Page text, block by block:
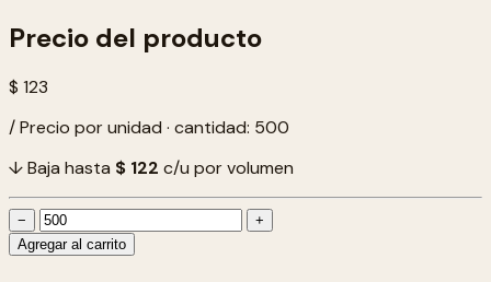
Precio del producto
$ 123
/ Precio por unidad · cantidad: 500
↓ Baja hasta $ 122 c/u por volumen
−
+
Agregar al carrito